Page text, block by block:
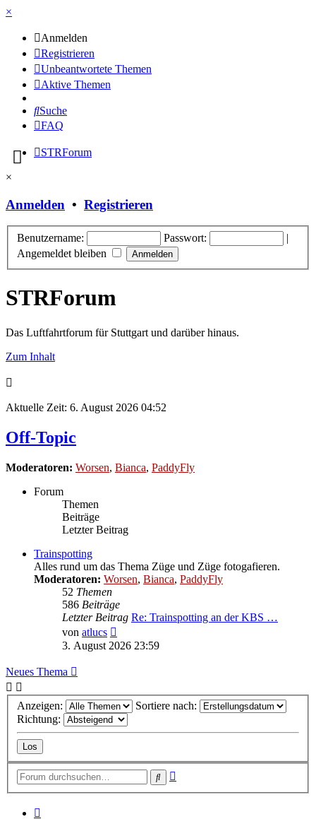
×
Anmelden
Registrieren
Unbeantwortete Themen
Aktive Themen
Suche
FAQ
STRForum
×
Anmelden • Registrieren
Benutzername: Passwort:
|
Angemeldet bleiben
STRForum
Das Luftfahrtforum für Stuttgart und darüber hinaus.
Zum Inhalt
Aktuelle Zeit: 6. August 2026 04:52
Off-Topic
Moderatoren: Worsen, Bianca, PaddyFly
Forum
Themen
Beiträge
Letzter Beitrag
Trainspotting
Alles rund um das Thema Züge und Züge fotogafieren.
Moderatoren: Worsen, Bianca, PaddyFly
52 Themen
586 Beiträge
Letzter Beitrag Re: Trainspotting an der KBS …
von atlucs
Beitrag
3. August 2026 23:59
Neues Thema
Anzeigen:
Sortiere nach:
Richtung:
Suche